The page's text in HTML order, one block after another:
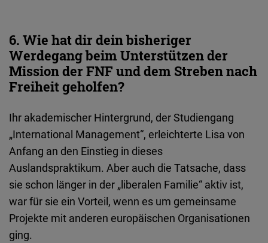
6. Wie hat dir dein bisheriger
Werdegang beim Unterstützen der
Mission der FNF und dem Streben nach
Freiheit geholfen?
Ihr akademischer Hintergrund, der Studiengang
„International Management“, erleichterte Lisa von
Anfang an den Einstieg in dieses
Auslandspraktikum. Aber auch die Tatsache, dass
sie schon länger in der „liberalen Familie“ aktiv ist,
war für sie ein Vorteil, wenn es um gemeinsame
Projekte mit anderen europäischen Organisationen
ging.